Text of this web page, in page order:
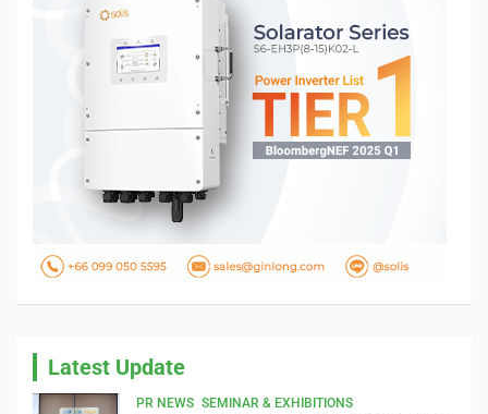
Latest Update
PR NEWS SEMINAR & EXHIBITIONS